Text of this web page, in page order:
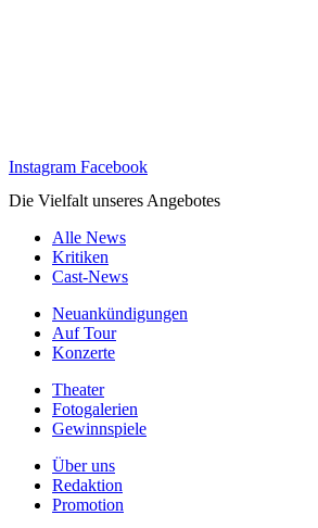
Instagram Facebook
Die Vielfalt unseres Angebotes
Alle News
Kritiken
Cast-News
Neuankündigungen
Auf Tour
Konzerte
Theater
Fotogalerien
Gewinnspiele
Über uns
Redaktion
Promotion